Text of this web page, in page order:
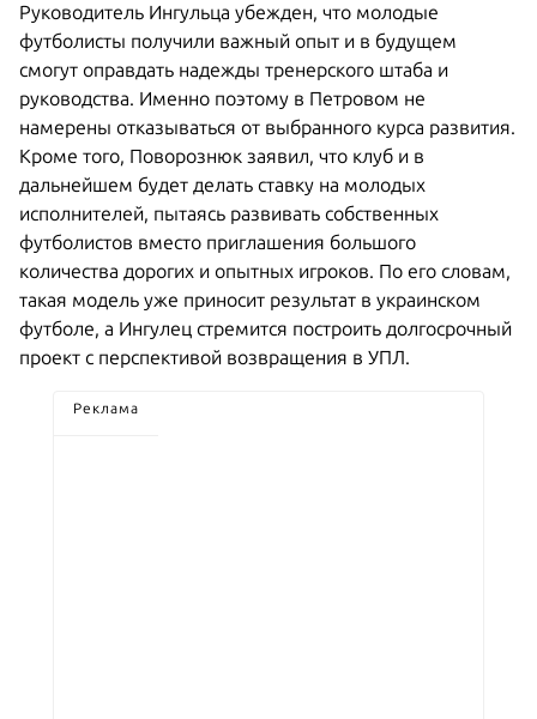
Руководитель Ингульца убежден, что молодые
футболисты получили важный опыт и в будущем
смогут оправдать надежды тренерского штаба и
руководства. Именно поэтому в Петровом не
намерены отказываться от выбранного курса развития.
Кроме того, Поворознюк заявил, что клуб и в
дальнейшем будет делать ставку на молодых
исполнителей, пытаясь развивать собственных
футболистов вместо приглашения большого
количества дорогих и опытных игроков. По его словам,
такая модель уже приносит результат в украинском
футболе, а Ингулец стремится построить долгосрочный
проект с перспективой возвращения в УПЛ.
Реклама